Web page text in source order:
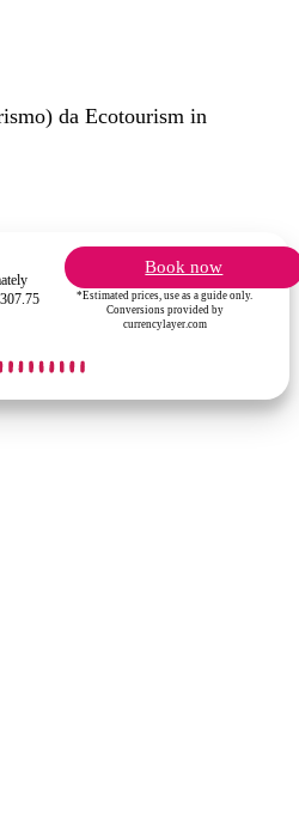
da Ecotourism in
Book now
*Estimated prices, use as a guide only.
Conversions provided by
currencylayer.com